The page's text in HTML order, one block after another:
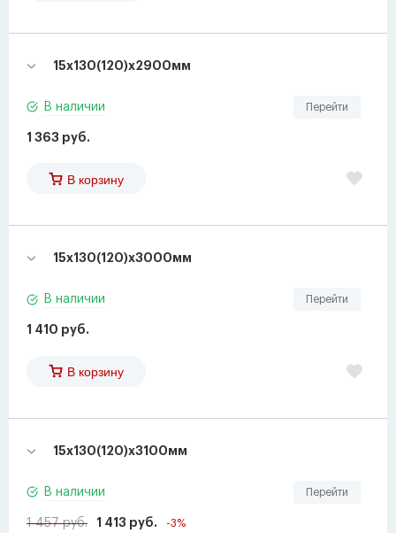
15х130(120)х2900мм
Перейти
В наличии
1 363 руб.
В корзину
15х130(120)х3000мм
Перейти
В наличии
1 410 руб.
В корзину
15х130(120)х3100мм
Перейти
В наличии
1 457 руб. 1 413 руб. -3%